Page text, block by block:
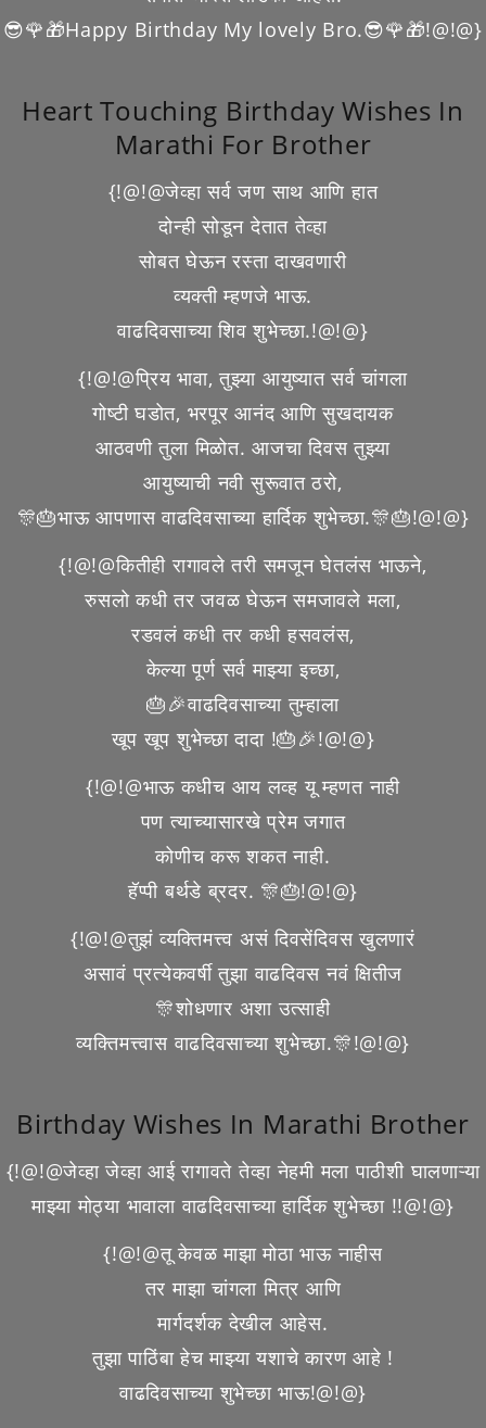
😎🌹🎁Happy Birthday My lovely Bro.😎🌹🎁!@!@}
Heart Touching Birthday Wishes In
Marathi For Brother
{!@!@जेव्हा सर्व जण साथ आणि हात
दोन्ही सोडून देतात तेव्हा
सोबत घेऊन रस्ता दाखवणारी
व्यक्ती म्हणजे भाऊ.
वाढदिवसाच्या शिव शुभेच्छा.!@!@}
{!@!@प्रिय भावा, तुझ्या आयुष्यात सर्व चांगला
गोष्टी घडोत, भरपूर आनंद आणि सुखदायक
आठवणी तुला मिळोत. आजचा दिवस तुझ्या
आयुष्याची नवी सुरूवात ठरो,
🎊🎂भाऊ आपणास वाढदिवसाच्या हार्दिक शुभेच्छा.🎊🎂!@!@}
{!@!@कितीही रागावले तरी समजून घेतलंस भाऊने,
रुसलो कधी तर जवळ घेऊन समजावले मला,
रडवलं कधी तर कधी हसवलंस,
केल्या पूर्ण सर्व माझ्या इच्छा,
🎂🎉वाढदिवसाच्या तुम्हाला
खूप खूप शुभेच्छा दादा !🎂🎉!@!@}
{!@!@भाऊ कधीच आय लव्ह यू म्हणत नाही
पण त्याच्यासारखे प्रेम जगात
कोणीच करू शकत नाही.
हॅप्पी बर्थडे ब्रदर. 🎊🎂!@!@}
{!@!@तुझं व्यक्तिमत्त्व असं दिवसेंदिवस खुलणारं
असावं प्रत्येकवर्षी तुझा वाढदिवस नवं क्षितीज
🎊शोधणार अशा उत्साही
व्यक्तिमत्त्वास वाढदिवसाच्या शुभेच्छा.🎊!@!@}
Birthday Wishes In Marathi Brother
{!@!@जेव्हा जेव्हा आई रागावते तेव्हा नेहमी मला पाठीशी घालणाऱ्या
माझ्या मोठ्या भावाला वाढदिवसाच्या हार्दिक शुभेच्छा !!@!@}
{!@!@तू केवळ माझा मोठा भाऊ नाहीस
तर माझा चांगला मित्र आणि
मार्गदर्शक देखील आहेस.
तुझा पाठिंबा हेच माझ्या यशाचे कारण आहे !
वाढदिवसाच्या शुभेच्छा भाऊ!@!@}